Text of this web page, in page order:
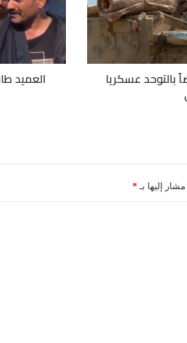
عسكريا
مسرح
عمليات
"المشتركة"
ويشيد
بصمود
العميد
إليها بـ *